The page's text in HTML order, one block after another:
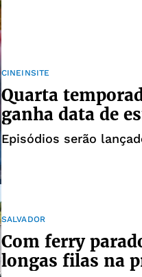
CINEINSITE
Quarta
ganha data de
Episódios serão
SALVADOR
Com ferry
longas filas na